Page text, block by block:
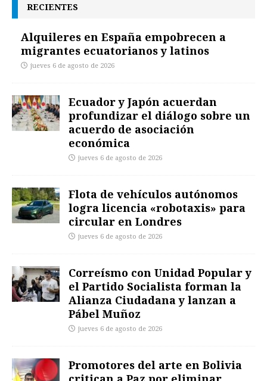
RECIENTES
Alquileres en España empobrecen a
migrantes ecuatorianos y latinos
jueves 6 de agosto de 2026
Ecuador y Japón acuerdan
profundizar el diálogo sobre un
acuerdo de asociación
económica
jueves 6 de agosto de 2026
Flota de vehículos autónomos
logra licencia «robotaxis» para
circular en Londres
jueves 6 de agosto de 2026
Correísmo con Unidad Popular y
el Partido Socialista forman la
Alianza Ciudadana y lanzan a
Pábel Muñoz
jueves 6 de agosto de 2026
Promotores del arte en Bolivia